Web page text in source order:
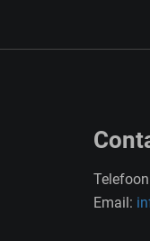
Email: